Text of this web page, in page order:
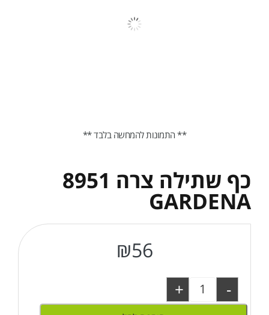
כף שתילה צרה 8951
GARDENA
₪56
-
+
** התמונות להמחשה בלבד **